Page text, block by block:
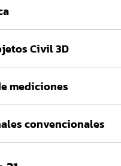
Civil 3D
mediciones
convencionales